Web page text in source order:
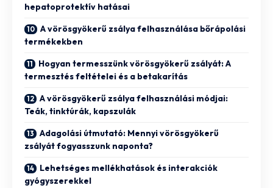
hepatoprotektív hatásai
A vörösgyökerű zsálya felhasználása bőrápolási
termékekben
Hogyan termesszünk vörösgyökerű zsályát: A
termesztés feltételei és a betakarítás
A vörösgyökerű zsálya felhasználási módjai:
Teák, tinktúrák, kapszulák
Adagolási útmutató: Mennyi vörösgyökerű
zsályát fogyasszunk naponta?
Lehetséges mellékhatások és interakciók
gyógyszerekkel